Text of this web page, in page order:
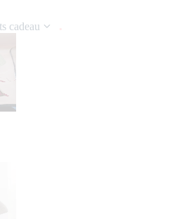
cadeau